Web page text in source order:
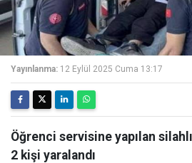
Yayınlanma: 12 Eylül 2025 Cuma 13:17
Öğrenci servisine yapılan
2 kişi yaralandı